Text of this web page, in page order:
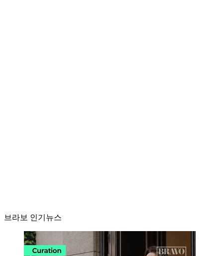
브라보 인기뉴스